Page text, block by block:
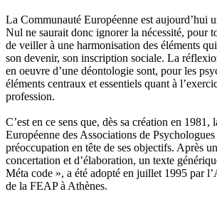
La Communauté Européenne est aujourd’hui
Nul ne saurait donc ignorer la nécessité, pour
de veiller à une harmonisation des éléments
son devenir, son inscription sociale. La
en oeuvre d’une déontologie sont, pour les
éléments centraux et essentiels quant à
profession.
C’est en ce sens que, dès sa création en 1981,
Européenne des Associations de
préoccupation en tête de ses objectifs. Après
concertation et d’élaboration, un texte
Méta code », a été adopté en juillet 1995 par
de la FEAP à Athènes.